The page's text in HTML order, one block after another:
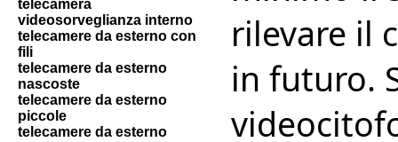
telecamera
videosorveglianza interno
telecamere da esterno con
fili
telecamere da esterno
nascoste
telecamere da esterno
piccole
telecamere da esterno
rilevare il
in futuro.